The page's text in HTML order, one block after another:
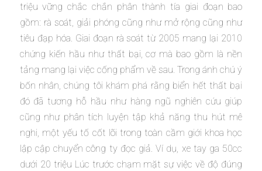
triệu vững chắc chắn phân thành tía giai đoạn bao
gồm: rà soát, giải phóng cũng như mở rộng cũng như
tiêu đạp hóa. Giai đoạn rà soát từ 2005 mang lại 2010
chứng kiến hầu như thất bại, cơ mà bao gồm là nền
tảng mang lại việc cống phẩm về sau. Trong ánh chú ý
bốn nhân, chúng tôi khám phá rằng biển hết thất bại
đó đã tương hỗ hầu như hàng ngũ nghiên cứu giúp
cũng như phân tích luyện tập khả năng thu hút mê
nghi, một yếu tố cốt lõi trong toàn cầm giới khoa học
lập cập chuyển công ty đọc giả. Ví dụ, xe tay ga 50cc
dưới 20 triệu Lúc trước chạm mặt sự việc về độ đúng